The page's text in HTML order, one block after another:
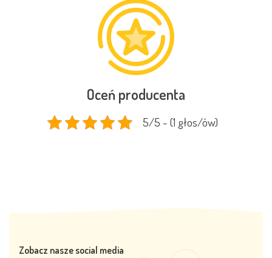
Oceń producenta
5/5 - (1 głos/ów)
Zobacz nasze social media